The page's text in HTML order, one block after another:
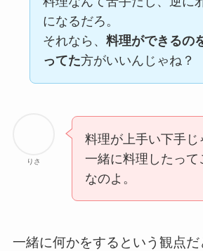
になるだろ。
それなら、 料理ができるの
ってた方がいいんじゃね？
りさ
料理が上手い下手じ
一緒に料理したって
なのよ。
一緒に何かをするという観点